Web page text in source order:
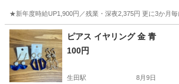
★新年度時給UP1,900円／残業・深夜2,375円 更に3か月
神奈川 藤沢市 その他
ピアス イヤリング 金 青
100円
生田駅 8月9日